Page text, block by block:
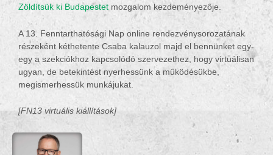
Zöldítsük ki Budapestet mozgalom kezdeményezője.
A 13. Fenntarthatósági Nap online rendezvénysorozatának
részeként kéthetente Csaba kalauzol majd el bennünket egy-
egy a szekciókhoz kapcsolódó szervezethez, hogy virtuálisan
ugyan, de betekintést nyerhessünk a működésükbe,
megismerhessük munkájukat.
[FN13 virtuális kiállítások]